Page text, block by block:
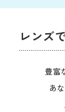
レンズ
豊富
あ